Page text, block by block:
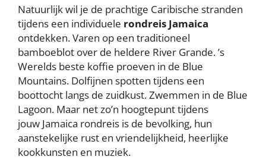
Natuurlijk wil je de prachtige Caribische stranden
tijdens een individuele rondreis Jamaica
ontdekken. Varen op een traditioneel
bamboeblot over de heldere River Grande. ’s
Werelds beste koffie proeven in de Blue
Mountains. Dolfijnen spotten tijdens een
boottocht langs de zuidkust. Zwemmen in de Blue
Lagoon. Maar net zo’n hoogtepunt tijdens
jouw Jamaica rondreis is de bevolking, hun
aanstekelijke rust en vriendelijkheid, heerlijke
kookkunsten en muziek.